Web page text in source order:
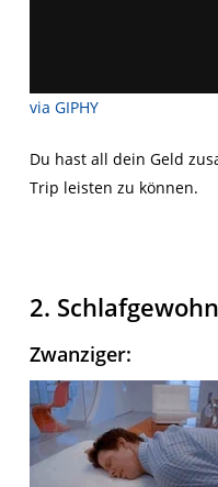
via GIPHY
Du hast all dein Geld
Trip leisten zu können.
2.
Zwanziger: